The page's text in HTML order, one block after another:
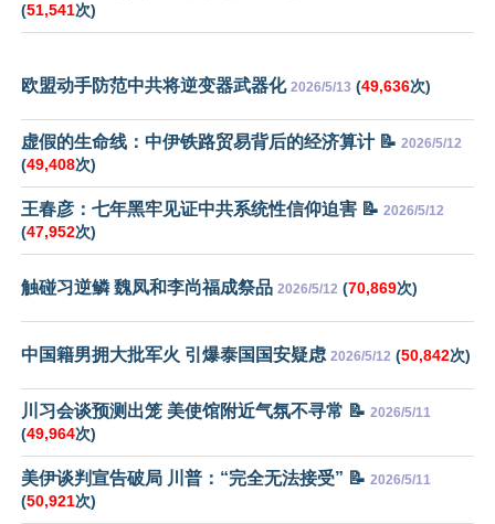
(51,541次)
欧盟动手防范中共将逆变器武器化 2026/5/13 (49,636次)
虚假的生命线：中伊铁路贸易背后的经济算计 📝 2026/5/12
(49,408次)
王春彦：七年黑牢见证中共系统性信仰迫害 📝 2026/5/12
(47,952次)
触碰习逆鳞 魏凤和李尚福成祭品 2026/5/12 (70,869次)
中国籍男拥大批军火 引爆泰国国安疑虑 2026/5/12 (50,842次)
川习会谈预测出笼 美使馆附近气氛不寻常 📝 2026/5/11
(49,964次)
美伊谈判宣告破局 川普：“完全无法接受” 📝 2026/5/11
(50,921次)